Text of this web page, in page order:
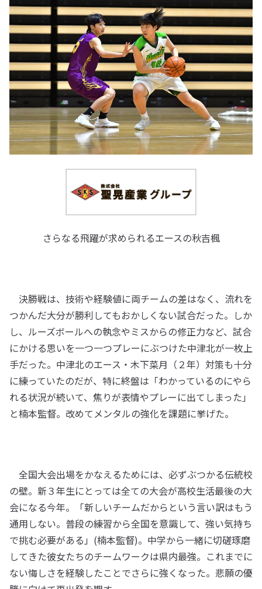
さらなる飛躍が求められるエースの秋吉楓
決勝戦は、技術や経験値に両チームの差はなく、流れを
つかんだ大分が勝利してもおかしくない試合だった。しか
し、ルーズボールへの執念やミスからの修正力など、試合
にかける思いを一つ一つプレーにぶつけた中津北が一枚上
手だった。中津北のエース・木下菜月（２年）対策も十分
に練っていたのだが、特に終盤は「わかっているのにやら
れる状況が続いて、焦りが表情やプレーに出てしまった｣
と楠本監督。改めてメンタルの強化を課題に挙げた。
全国大会出場をかなえるためには、必ずぶつかる伝統校
の壁。新３年生にとっては全ての大会が高校生活最後の大
会になる今年。「新しいチームだからという言い訳はもう
通用しない。普段の練習から全国を意識して、強い気持ち
で挑む必要がある」(楠本監督)。中学から一緒に切磋琢磨
してきた彼女たちのチームワークは県内最強。これまでに
ない悔しさを経験したことでさらに強くなった。悲願の優